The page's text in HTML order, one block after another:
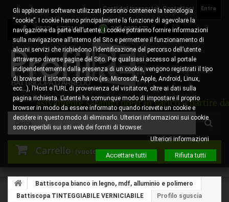
Entra
Contattaci
Costi del trasporto
0522 - 578310 345.8829473
Carrello (vuoto)
saranno presi in carico a partire
Battiscopa bianco in legno, mdf, alluminio e polimero
Battiscopa TINTEGGIABILE VERNICIABILE
Profilo sguscia
Gli applicativi software utilizzati possono contenere la tecnologia
“cookie”. I cookie hanno principalmente la funzione di agevolare la
navigazione da parte dell’utente. I cookie potranno fornire informazioni
sulla navigazione all’interno del Sito e permettere il funzionamento di
alcuni servizi che richiedono l’identificazione del percorso dell’utente
attraverso diverse pagine del Sito. Per qualsiasi accesso al portale
indipendentemente dalla presenza di un cookie, vengono registrati il tipo
di browser il sistema operativo (es. Microsoft, Apple, Android, Linux,
ecc…), l’Host e l’URL di provenienza del visitatore, oltre ai dati sulla
pagina richiesta. L’utente ha comunque modo di impostare il proprio
browser in modo da essere informato quando ricevete un cookie e
decidere in questo modo di eliminarlo. Ulteriori informazioni sui cookie
sono reperibili sui siti web dei forniti di browser.
Ulteriori informazioni
Accettare tutti Rifiuta tutti